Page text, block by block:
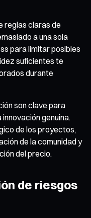
reglas claras de
a una sola
para limitar posibles
suficientes te
durante
son clave para
genuina.
de los proyectos,
de la comunidad y
del precio.
de riesgos